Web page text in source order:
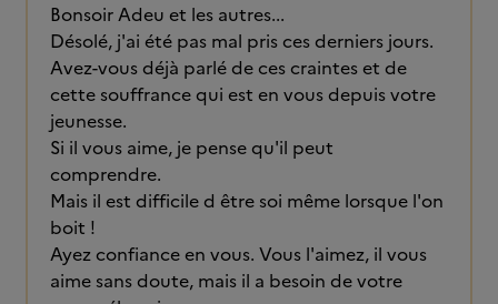
Bonsoir Adeu et les autres...
Désolé, j'ai été pas mal pris ces derniers jours.
Avez-vous déjà parlé de ces craintes et de
cette souffrance qui est en vous depuis votre
jeunesse.
Si il vous aime, je pense qu'il peut
comprendre.
Mais il est difficile d être soi même lorsque l'on
boit !
Ayez confiance en vous. Vous l'aimez, il vous
aime sans doute, mais il a besoin de votre